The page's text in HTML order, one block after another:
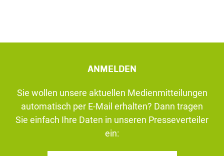
ANMELDEN
Sie wollen unsere aktuellen Medienmitteilungen
automatisch per E-Mail erhalten? Dann tragen
Sie einfach Ihre Daten in unseren Presseverteiler
ein: